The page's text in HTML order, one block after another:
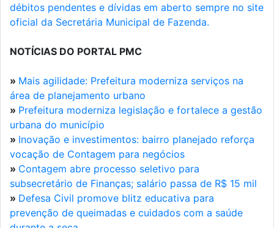
débitos pendentes e dívidas em aberto sempre no site
oficial da Secretária Municipal de Fazenda.
NOTÍCIAS DO PORTAL PMC
» Mais agilidade: Prefeitura moderniza serviços na
área de planejamento urbano
» Prefeitura moderniza legislação e fortalece a gestão
urbana do município
» Inovação e investimentos: bairro planejado reforça
vocação de Contagem para negócios
» Contagem abre processo seletivo para
subsecretário de Finanças; salário passa de R$ 15 mil
» Defesa Civil promove blitz educativa para
prevenção de queimadas e cuidados com a saúde